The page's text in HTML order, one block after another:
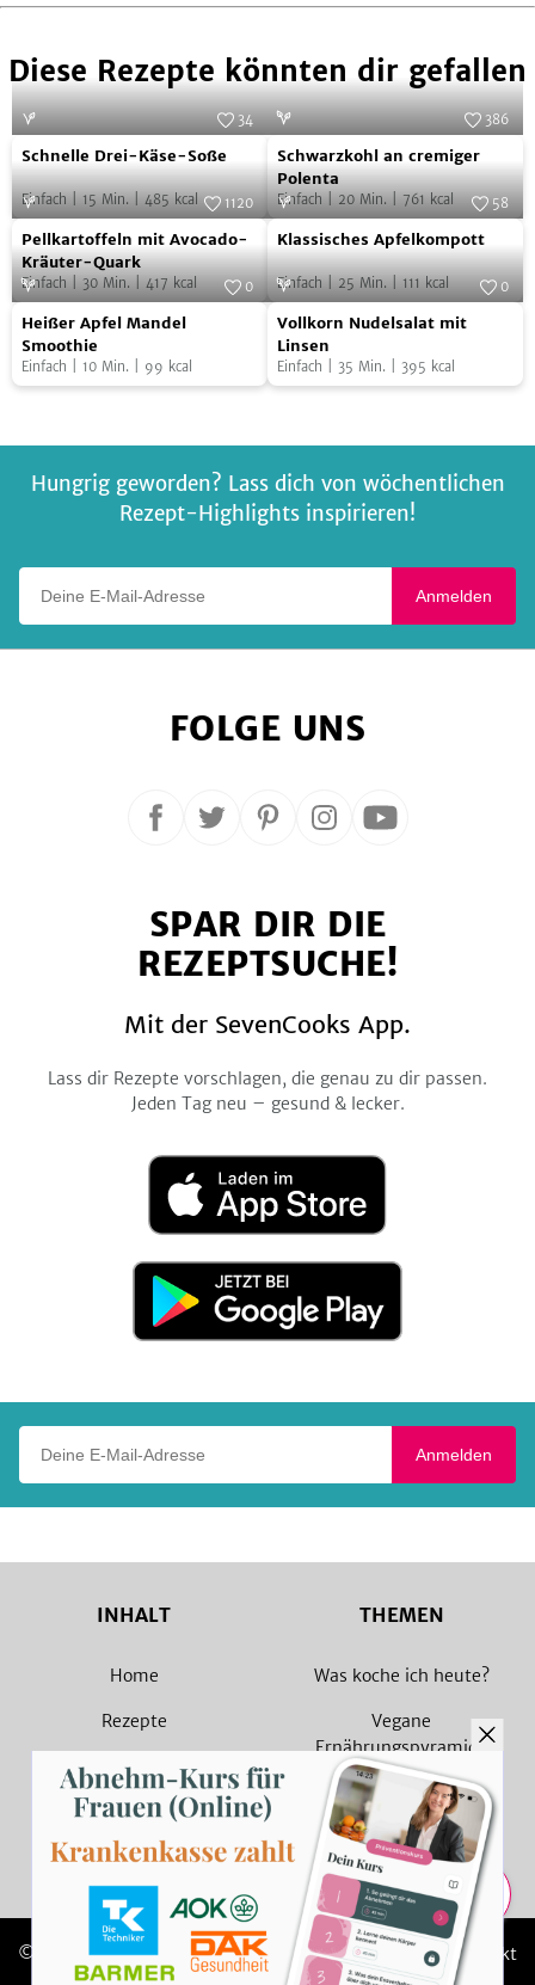
Teilen
Diese Rezepte könnten dir gefallen
Schnelle
Drei-
Käse-
Soße
Foto:
34
Schnelle Drei-Käse-Soße
Einfach 15 Min. 485 kcal
Schwarzkohl
an
cremiger
Polenta
SevenCooks
386
Schwarzkohl an cremiger
Polenta
Einfach 20 Min. 761 kcal
Pellkartoffeln
mit
Avocado-
Kräuter-
Quark
Foto: SevenCooks
1120
Pellkartoffeln mit Avocado-
Kräuter-Quark
Einfach 30 Min. 417 kcal
Klassisches
Apfelkompott
Foto:
58
Klassisches Apfelkompott
Einfach 25 Min. 111 kcal
Heißer
Apfel
Mandel
Foto:
0
Heißer Apfel Mandel
Smoothie
Einfach 10 Min. 99 kcal
Vollkorn
Nudelsalat
mit
Foto: SevenCooks
0
Vollkorn Nudelsalat mit
Linsen
Einfach 35 Min. 395 kcal
Hungrig geworden? Lass dich von wöchentlichen
Rezept-Highlights inspirieren!
Anmelden
FOLGE UNS
Folge
Facebook
Folge
Twitter
Folge
Pinterest
Folge
Instagram
Folge
YouTube
SPAR DIR DIE
REZEPTSUCHE!
Mit der SevenCooks App.
Lass dir Rezepte vorschlagen, die genau zu dir passen.
Jeden Tag neu – gesund & lecker.
Laden
im
App
Jetzt
Google
Anmelden
INHALT
Home
Rezepte
Magazin
Sammlungen
Rezept Suche
THEMEN
Was koche ich heute?
Vegane
Ernährungspyramide
Vegane Rezepte
Vegetarische Rezepte
© 2026 SevenCooks Impressum Kontakt